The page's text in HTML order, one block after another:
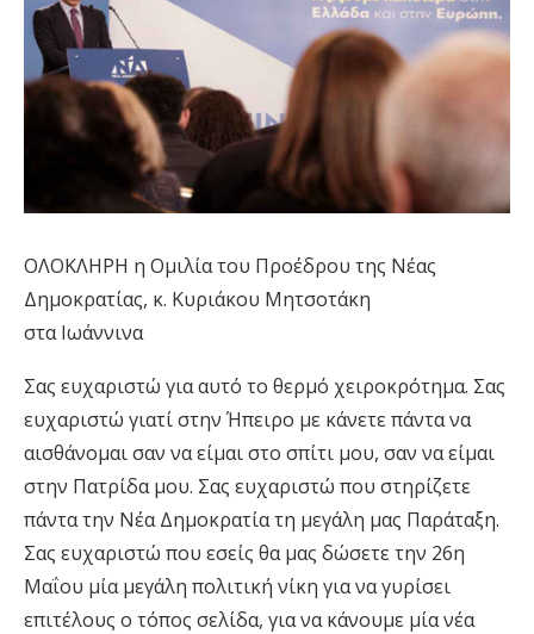
ΟΛΟΚΛΗΡΗ η Ομιλία του Προέδρου της Νέας
Δημοκρατίας, κ. Κυριάκου Μητσοτάκη
στα Ιωάννινα
Σας ευχαριστώ για αυτό το θερμό χειροκρότημα. Σας
ευχαριστώ γιατί στην Ήπειρο με κάνετε πάντα να
αισθάνομαι σαν να είμαι στο σπίτι μου, σαν να είμαι
στην Πατρίδα μου. Σας ευχαριστώ που στηρίζετε
πάντα την Νέα Δημοκρατία τη μεγάλη μας Παράταξη.
Σας ευχαριστώ που εσείς θα μας δώσετε την 26η
Μαΐου μία μεγάλη πολιτική νίκη για να γυρίσει
επιτέλους ο τόπος σελίδα, για να κάνουμε μία νέα